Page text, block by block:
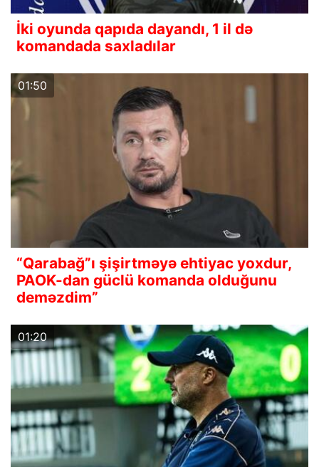
İki oyunda qapıda dayandı, 1 il də
komandada saxladılar
01:50
“Qarabağ”ı şişirtməyə ehtiyac yoxdur,
PAOK-dan güclü komanda olduğunu
deməzdim”
01:20